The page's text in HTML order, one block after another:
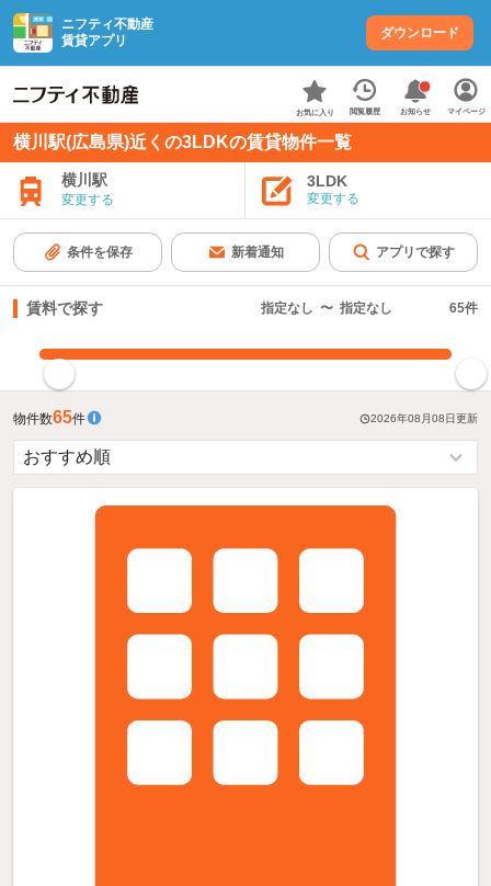
ニフティ不動産
賃貸アプリ
ダウンロード
お気に入り 閲覧履歴 お知らせ マイページ
横川駅(広島県)近くの3LDKの賃貸物件一覧
横川駅
変更する
3LDK
変更する
条件を保存 新着通知 アプリで探す
賃料で探す 指定なし 〜 指定なし 65件
物件数65件 2026年08月08日更新